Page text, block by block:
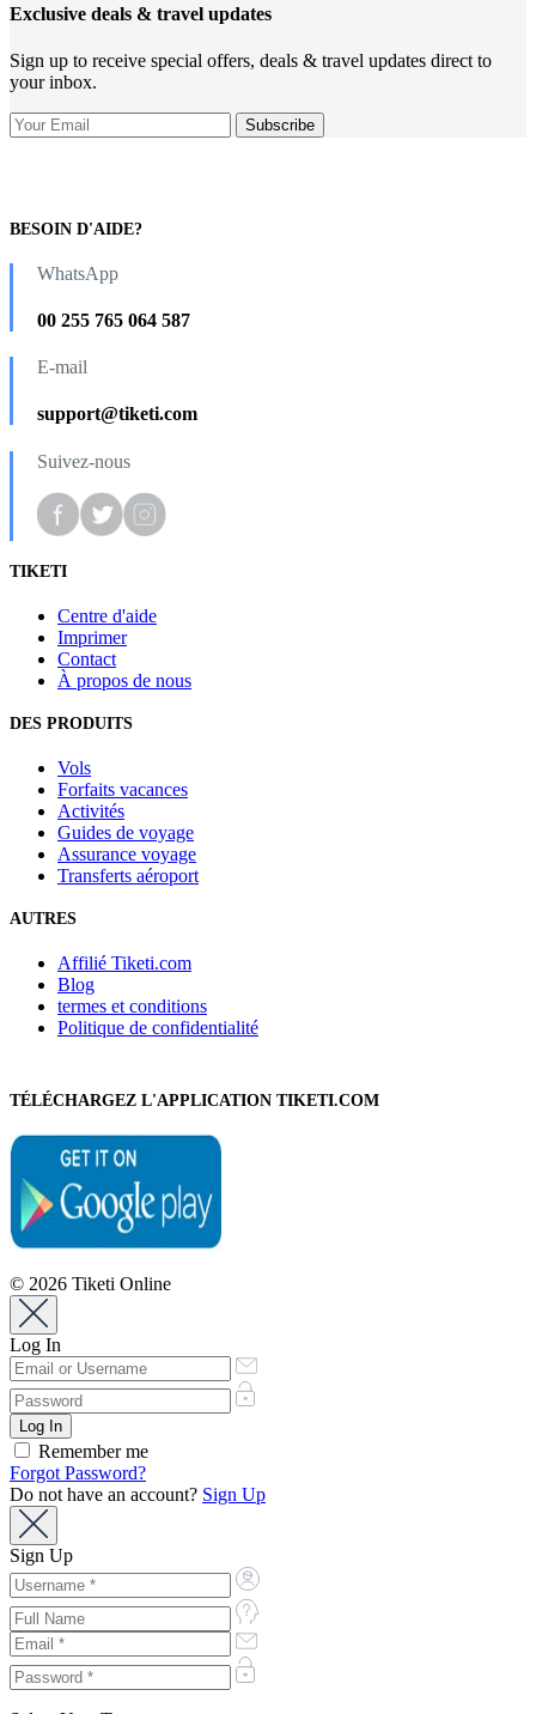
Exclusive deals & travel updates
Sign up to receive special offers, deals & travel updates direct to
your inbox.
BESOIN D'AIDE?
WhatsApp
00 255 765 064 587
E-mail
support@tiketi.com
Suivez-nous
TIKETI
Centre d'aide
Imprimer
Contact
À propos de nous
DES PRODUITS
Vols
Forfaits vacances
Activités
Guides de voyage
Assurance voyage
Transferts aéroport
AUTRES
Affilié Tiketi.com
Blog
termes et conditions
Politique de confidentialité
TÉLÉCHARGEZ L'APPLICATION TIKETI.COM
© 2026 Tiketi Online
Log In
Remember me
Forgot Password?
Do not have an account? Sign Up
Sign Up